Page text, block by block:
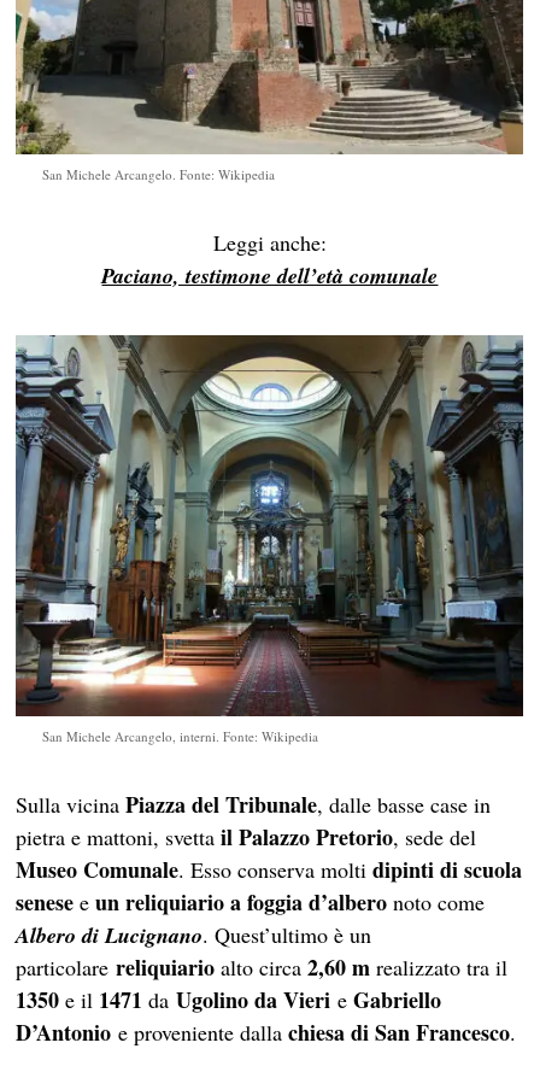
San Michele Arcangelo. Fonte: Wikipedia
Leggi anche:
Paciano, testimone dell’età comunale
San Michele Arcangelo, interni. Fonte: Wikipedia
Sulla vicinaPiazza del Tribunale, dalle basse case in
pietra e mattoni, svettail Palazzo Pretorio, sede del
Museo Comunale. Esso conserva moltidipinti di scuola
senese eun reliquiario a foggia d’albero noto come
Albero di Lucignano. Quest’ultimo è un
particolarereliquiario alto circa2,60 m realizzato tra il
1350 e il 1471 daUgolino da Vieri eGabriello
D’Antonio e proveniente dallachiesa di San Francesco.